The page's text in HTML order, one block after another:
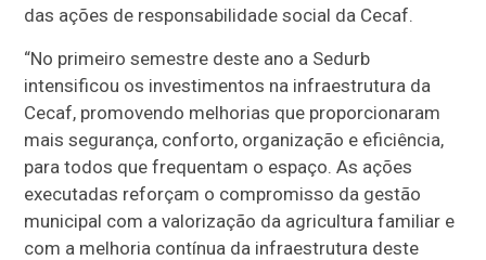
das ações de responsabilidade social da Cecaf.
“No primeiro semestre deste ano a Sedurb
intensificou os investimentos na infraestrutura da
Cecaf, promovendo melhorias que proporcionaram
mais segurança, conforto, organização e eficiência,
para todos que frequentam o espaço. As ações
executadas reforçam o compromisso da gestão
municipal com a valorização da agricultura familiar e
com a melhoria contínua da infraestrutura deste